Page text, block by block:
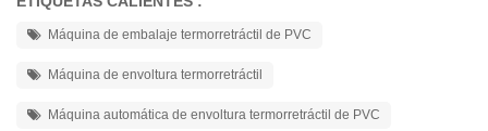
Máquina de embalaje termorretráctil de PVC
Máquina de envoltura termorretráctil
Máquina automática de envoltura termorretráctil de PVC